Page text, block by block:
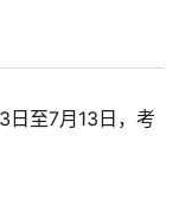
日至7月13日，考